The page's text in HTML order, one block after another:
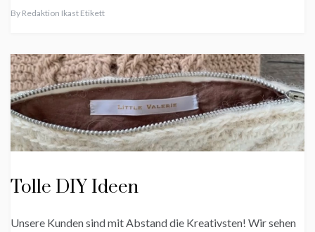
By Redaktion Ikast Etikett
Tolle DIY Ideen
Unsere Kunden sind mit Abstand die Kreativsten! Wir sehen